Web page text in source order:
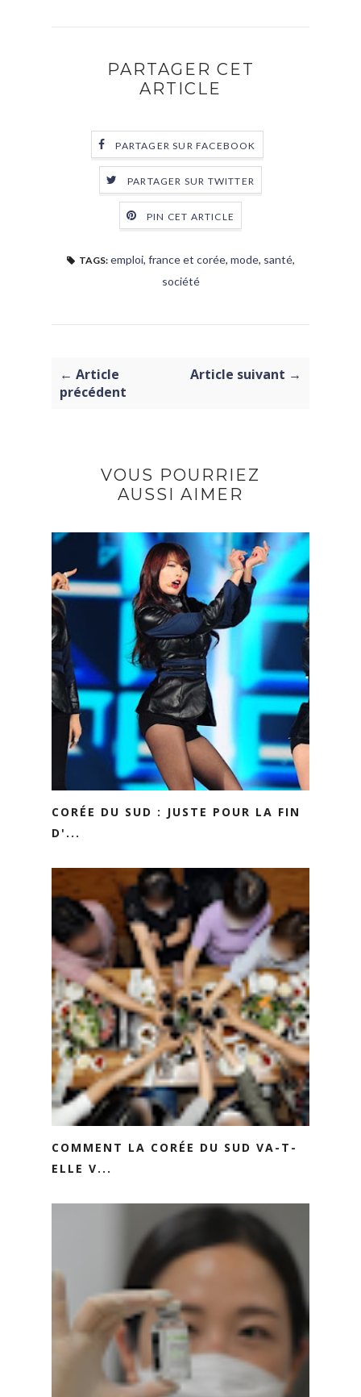
PARTAGER CET
ARTICLE
PARTAGER SUR FACEBOOK
PARTAGER SUR TWITTER
PIN CET ARTICLE
TAGS: emploi, france et corée, mode, santé,
société
← Article
précédent
Article suivant →
VOUS POURRIEZ
AUSSI AIMER
CORÉE DU SUD : JUSTE POUR LA FIN
D'...
COMMENT LA CORÉE DU SUD VA-T-
ELLE V...